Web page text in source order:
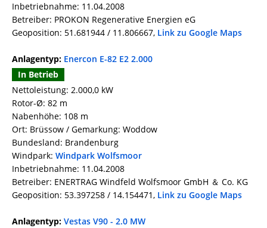
Inbetriebnahme: 11.04.2008
Betreiber: PROKON Regenerative Energien eG
Geoposition: 51.681944 / 11.806667, Link zu Google Maps
Anlagentyp: Enercon E-82 E2 2.000
In Betrieb
Nettoleistung: 2.000,0 kW
Rotor-Ø: 82 m
Nabenhöhe: 108 m
Ort: Brüssow / Gemarkung: Woddow
Bundesland: Brandenburg
Windpark: Windpark Wolfsmoor
Inbetriebnahme: 11.04.2008
Betreiber: ENERTRAG Windfeld Wolfsmoor GmbH ＆ Co. KG
Geoposition: 53.397258 / 14.154471, Link zu Google Maps
Anlagentyp: Vestas V90 - 2.0 MW